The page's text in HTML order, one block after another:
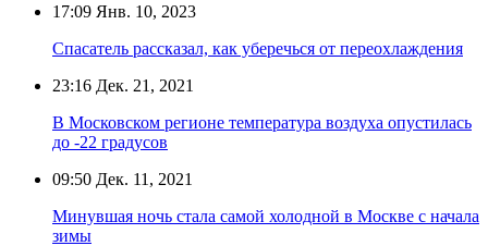
17:09 Янв. 10, 2023
Спасатель рассказал, как уберечься от переохлаждения
23:16 Дек. 21, 2021
В Московском регионе температура воздуха опустилась
до -22 градусов
09:50 Дек. 11, 2021
Минувшая ночь стала самой холодной в Москве с начала
зимы